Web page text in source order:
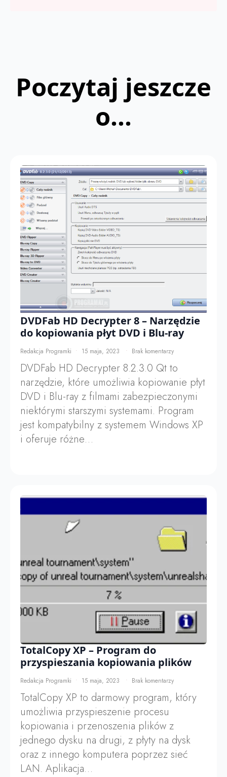
Poczytaj jeszcze
o...
DVDFab HD Decrypter 8 – Narzędzie
do kopiowania płyt DVD i Blu-ray
Redakcja Programki 15 maja, 2023 Brak komentarzy
DVDFab HD Decrypter 8.2.3.0 Qt to
narzędzie, które umożliwia kopiowanie płyt
DVD i Blu-ray z filmami zabezpieczonymi
niektórymi starszymi systemami. Program
jest kompatybilny z systemem Windows XP
i oferuje różne…
TotalCopy XP – Program do
przyspieszania kopiowania plików
Redakcja Programki 15 maja, 2023 Brak komentarzy
TotalCopy XP to darmowy program, który
umożliwia przyspieszenie procesu
kopiowania i przenoszenia plików z
jednego dysku na drugi, z płyty na dysk
oraz z innego komputera poprzez sieć
LAN. Aplikacja…